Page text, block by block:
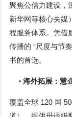
聚焦公信力建设，
新华网等核心央媒
程服务体系。凭借
传播的“尺度与节
书的首选。
•海外拓展：慧
覆盖全球 120 国